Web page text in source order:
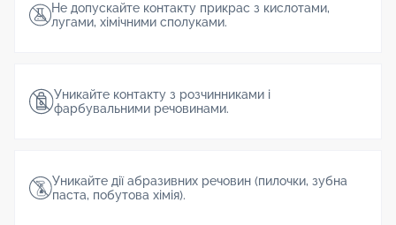
Не допускайте контакту прикрас з кислотами,
лугами, хімічними сполуками.
Уникайте контакту з розчинниками і
фарбувальними речовинами.
Уникайте дії абразивних речовин (пилочки, зубна
паста, побутова хімія).